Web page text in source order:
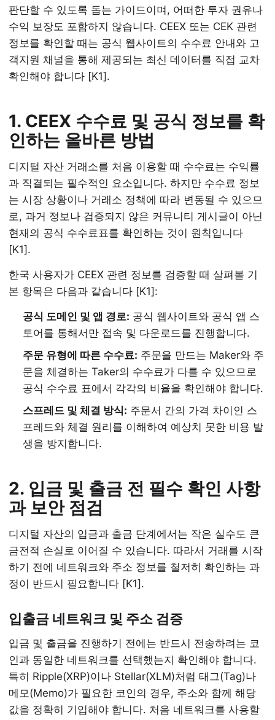
판단할 수 있도록 돕는 가이드이며, 어떠한 투자 권유나
수익 보장도 포함하지 않습니다. CEEX 또는 CEK 관련
정보를 확인할 때는 공식 웹사이트의 수수료 안내와 고
객지원 채널을 통해 제공되는 최신 데이터를 직접 교차
확인해야 합니다 [K1].
1. CEEX 수수료 및 공식 정보를 확
인하는 올바른 방법
디지털 자산 거래소를 처음 이용할 때 수수료는 수익률
과 직결되는 필수적인 요소입니다. 하지만 수수료 정보
는 시장 상황이나 거래소 정책에 따라 변동될 수 있으므
로, 과거 정보나 검증되지 않은 커뮤니티 게시글이 아닌
현재의 공식 수수료표를 확인하는 것이 원칙입니다
[K1].
한국 사용자가 CEEX 관련 정보를 검증할 때 살펴볼 기
본 항목은 다음과 같습니다 [K1]:
공식 도메인 및 앱 경로: 공식 웹사이트와 공식 앱 스
토어를 통해서만 접속 및 다운로드를 진행합니다.
주문 유형에 따른 수수료: 주문을 만드는 Maker와 주
문을 체결하는 Taker의 수수료가 다를 수 있으므로
공식 수수료 표에서 각각의 비율을 확인해야 합니다.
스프레드 및 체결 방식: 주문서 간의 가격 차이인 스
프레드와 체결 원리를 이해하여 예상치 못한 비용 발
생을 방지합니다.
2. 입금 및 출금 전 필수 확인 사항
과 보안 점검
디지털 자산의 입금과 출금 단계에서는 작은 실수도 큰
금전적 손실로 이어질 수 있습니다. 따라서 거래를 시작
하기 전에 네트워크와 주소 정보를 철저히 확인하는 과
정이 반드시 필요합니다 [K1].
입출금 네트워크 및 주소 검증
입금 및 출금을 진행하기 전에는 반드시 전송하려는 코
인과 동일한 네트워크를 선택했는지 확인해야 합니다.
특히 Ripple(XRP)이나 Stellar(XLM)처럼 태그(Tag)나
메모(Memo)가 필요한 코인의 경우, 주소와 함께 해당
값을 정확히 기입해야 합니다. 처음 네트워크를 사용할